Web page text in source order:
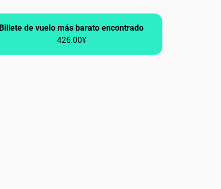
Billete de vuelo más barato encontrado
426.00¥